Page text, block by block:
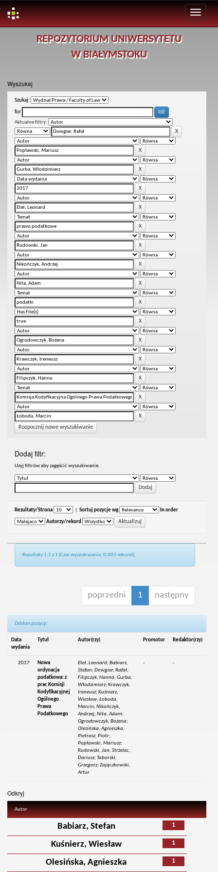
REPOZYTORIUM UNIWERSYTETU
W BIAŁYMSTOKU
Wyszukaj
Szukaj:
for
Aktualne filtry:
Rozpocznij nowe wyszukiwanie
Dodaj filtr:
Uzyj filtrów aby zagęścić wyszukiwanie.
Rezultaty/Strona Sortuj pozycje wg In order
Autorzy/rekord
Rezultaty 1-1 z 1 (Czas wyszukiwania: 0.003 sekund).
poprzedni 1 następny
Odsłon pozycji:
Data
wydania
Tytuł Autor(rzy) Promotor Redaktor(rzy)
2017
Nowa
ordynacja
podatkowa: z
prac Komisji
Kodyfikacyjnej
Ogólnego
Prawa
Podatkowego
Etel, Leonard; Babiarz,
Stefan; Dowgier, Rafał;
Filipczyk, Hanna; Gurba,
Włodzimierz; Krawczyk,
Ireneusz; Kuśnierz,
Wiesław; Łoboda,
Marcin; Nikończyk,
Andrzej; Nita, Adam;
Ogrodowczyk, Bożena;
Olesińska, Agnieszka;
Pietrasz, Piotr;
Popławski, Mariusz;
Rudowski, Jan; Strzelec,
Dariusz; Taborski,
Grzegorz; Zajączkowski,
Artur
- -
Odkryj
Autor
1
Babiarz, Stefan
1
Kuśnierz, Wiesław
1
Olesińska, Agnieszka